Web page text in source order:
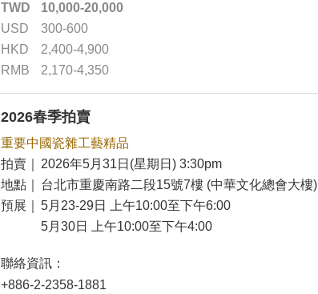
TWD
10,000-20,000
USD
300-600
HKD
2,400-4,900
RMB
2,170-4,350
2026春季拍賣
重要中國瓷雜工藝精品
拍賣｜
2026年5月31日(星期日) 3:30pm
地點｜
台北市重慶南路二段15號7樓 (中華文化總會大樓)
預展｜
5月23-29日 上午10:00至下午6:00
5月30日 上午10:00至下午4:00
聯絡資訊：
+886-2-2358-1881